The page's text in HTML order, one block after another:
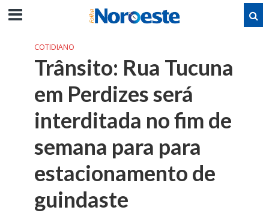
COTIDIANO
Trânsito: Rua Tucuna
em Perdizes será
interditada no fim de
semana para para
estacionamento de
guindaste